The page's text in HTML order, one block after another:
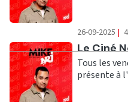
26-09-2025 |
Ecouter
Le Ciné
Tous les
présente à